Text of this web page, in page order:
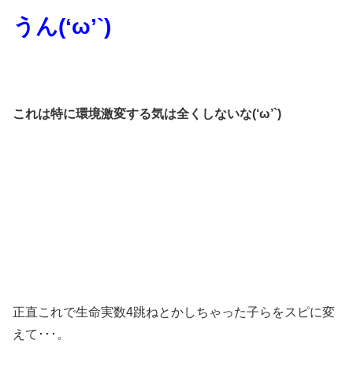
うん(‘ω’`)
これは特に環境激変する気は全くしないな(‘ω’`)
正直これで生命実数4跳ねとかしちゃった子らをスピに変
えて･･･。